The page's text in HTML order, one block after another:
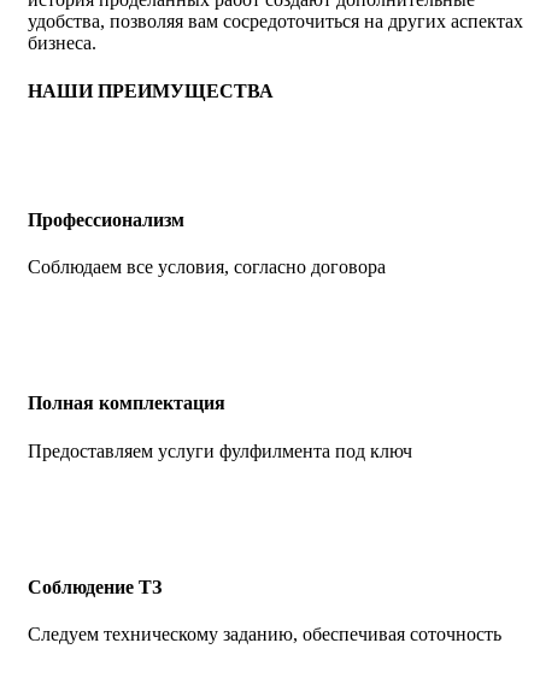
удобства, позволяя вам сосредоточиться на других аспектах
бизнеса.
НАШИ ПРЕИМУЩЕСТВА
Профессионализм
Соблюдаем все условия, согласно договора
Полная комплектация
Предоставляем услуги фулфилмента под ключ
Соблюдение ТЗ
Следуем техническому заданию, обеспечивая соточность